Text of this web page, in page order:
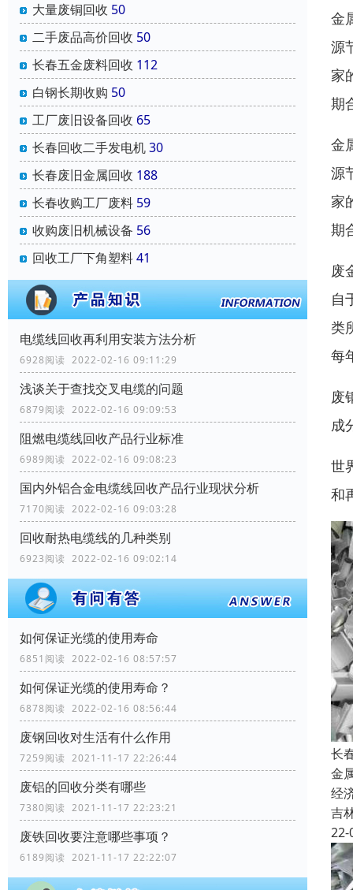
大量废铜回收 50
二手废品高价回收 50
长春五金废料回收 112
白钢长期收购 50
工厂废旧设备回收 65
长春回收二手发电机30
长春废旧金属回收 188
长春收购工厂废料 59
收购废旧机械设备 56
回收工厂下角塑料41
电缆线回收再利用安装方法分析
6928阅读 2022-02-16 09:11:29
浅谈关于查找交叉电缆的问题
6879阅读 2022-02-16 09:09:53
阻燃电缆线回收产品行业标准
6989阅读 2022-02-16 09:08:23
国内外铝合金电缆线回收产品行业现状分析
7170阅读 2022-02-16 09:03:28
回收耐热电缆线的几种类别
6923阅读 2022-02-16 09:02:14
如何保证光缆的使用寿命
6851阅读 2022-02-16 08:57:57
如何保证光缆的使用寿命？
6878阅读 2022-02-16 08:56:44
废钢回收对生活有什么作用
7259阅读 2021-11-17 22:26:44
废铝的回收分类有哪些
7380阅读 2021-11-17 22:23:21
废铁回收要注意哪些事项？
6189阅读 2021-11-17 22:22:07
金
源
家
期
金
源
家
期
废
自
类
每
废
成
世
和
长
金
经
吉
22-